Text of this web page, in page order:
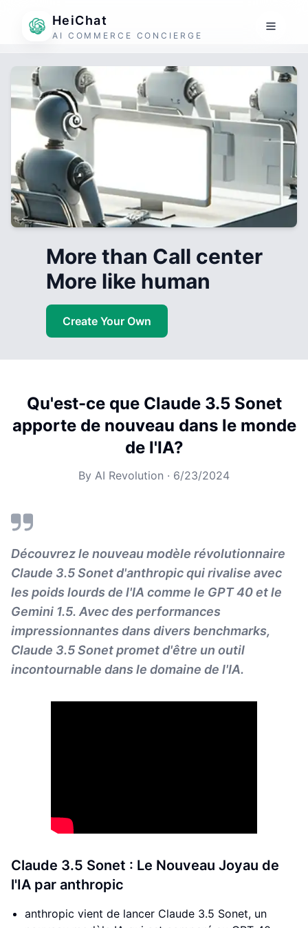
HeiChat
AI COMMERCE CONCIERGE
More than Call center
More like human
Create Your Own
Qu'est-ce que Claude 3.5 Sonet
apporte de nouveau dans le monde
de l'IA?
By AI Revolution · 6/23/2024
Découvrez le nouveau modèle révolutionnaire
Claude 3.5 Sonet d'anthropic qui rivalise avec
les poids lourds de l'IA comme le GPT 40 et le
Gemini 1.5. Avec des performances
impressionnantes dans divers benchmarks,
Claude 3.5 Sonet promet d'être un outil
incontournable dans le domaine de l'IA.
Claude 3.5 Sonet : Le Nouveau Joyau de
l'IA par anthropic
anthropic vient de lancer Claude 3.5 Sonet, un